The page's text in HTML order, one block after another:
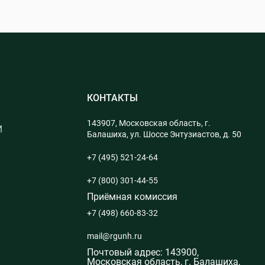
в зем-ве
поиска и обработки информации, ИИ, ФГИС
КОНТАКТЫ
143907, Московская область, г.
Балашиха, ул. Шоссе Энтузиастов, д. 50
+7 (495) 521-24-64
+7 (800) 301-44-55
Приёмная комиссия
+7 (498) 660-83-32
mail@rgunh.ru
Почтовый адрес: 143900,
Московская область, г. Балашиха,